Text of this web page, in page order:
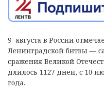
9 августа в России
Ленинградской битвы —
сражения Великой
длилось 1127 дней, с 10
года.